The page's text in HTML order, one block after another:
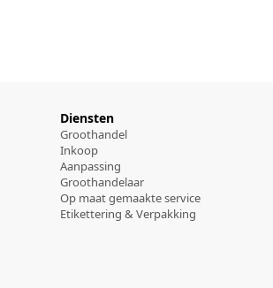
Diensten
Groothandel
Inkoop
Aanpassing
Groothandelaar
Op maat gemaakte service
Etikettering & Verpakking